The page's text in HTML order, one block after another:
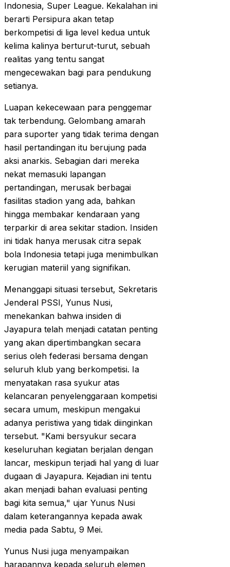
Indonesia, Super League. Kekalahan ini
berarti Persipura akan tetap
berkompetisi di liga level kedua untuk
kelima kalinya berturut-turut, sebuah
realitas yang tentu sangat
mengecewakan bagi para pendukung
setianya.
Luapan kekecewaan para penggemar
tak terbendung. Gelombang amarah
para suporter yang tidak terima dengan
hasil pertandingan itu berujung pada
aksi anarkis. Sebagian dari mereka
nekat memasuki lapangan
pertandingan, merusak berbagai
fasilitas stadion yang ada, bahkan
hingga membakar kendaraan yang
terparkir di area sekitar stadion. Insiden
ini tidak hanya merusak citra sepak
bola Indonesia tetapi juga menimbulkan
kerugian materiil yang signifikan.
Menanggapi situasi tersebut, Sekretaris
Jenderal PSSI, Yunus Nusi,
menekankan bahwa insiden di
Jayapura telah menjadi catatan penting
yang akan dipertimbangkan secara
serius oleh federasi bersama dengan
seluruh klub yang berkompetisi. Ia
menyatakan rasa syukur atas
kelancaran penyelenggaraan kompetisi
secara umum, meskipun mengakui
adanya peristiwa yang tidak diinginkan
tersebut. "Kami bersyukur secara
keseluruhan kegiatan berjalan dengan
lancar, meskipun terjadi hal yang di luar
dugaan di Jayapura. Kejadian ini tentu
akan menjadi bahan evaluasi penting
bagi kita semua," ujar Yunus Nusi
dalam keterangannya kepada awak
media pada Sabtu, 9 Mei.
Yunus Nusi juga menyampaikan
harapannya kepada seluruh elemen